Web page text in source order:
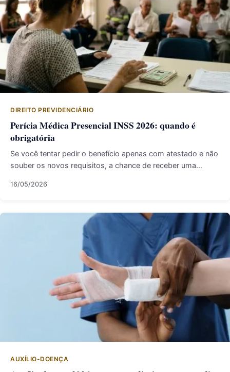
DIREITO PREVIDENCIÁRIO
Perícia Médica Presencial INSS 2026: quando é
obrigatória
Se você tentar pedir o benefício apenas com atestado e não
souber os novos requisitos, a chance de receber uma…
16/05/2026
AUXÍLIO-DOENÇA